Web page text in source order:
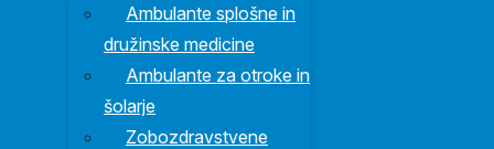
Ambulante splošne in
družinske medicine
Ambulante za otroke in
šolarje
Zobozdravstvene